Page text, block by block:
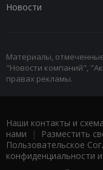
Новости
Материалы,
"Новости компаний",
правах рекламы.
Наши контакты и
нами | Разместить
Пользовательское
конфиденциальности